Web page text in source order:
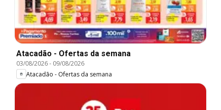
Atacadão - Ofertas da semana
03/08/2026- 09/08/2026
Atacadão - Ofertas da semana